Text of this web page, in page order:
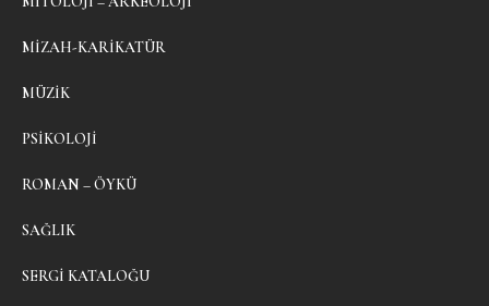
MIZAH-KARIKATÜR
MÜZIK
PSIKOLOJI
ROMAN – ÖYKÜ
SAĞLIK
SERGI KATALOĞU